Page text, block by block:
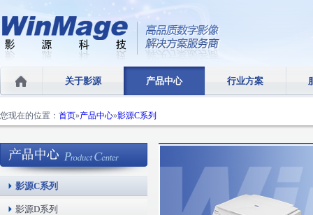
关于影源 产品中心 行业方案
您现在的位置： 首页»产品中心»影源C系列
影源C系列
影源D系列